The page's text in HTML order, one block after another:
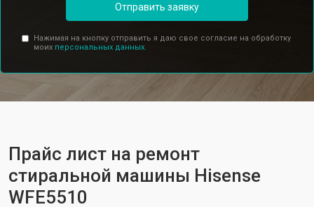
Отправить заявку
Нажимая на кнопку отправить я даю свое согласие на обработку
моих персональных данных.
Прайс лист на ремонт
стиральной машины Hisense
WFE5510